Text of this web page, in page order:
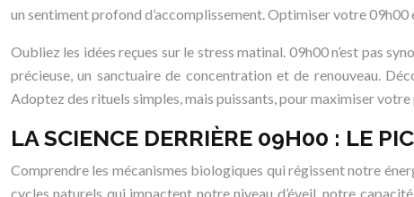
un sentiment profond d’accomplissement. Optimiser votre 09h00
Oubliez les idées reçues sur le stress matinal. 09h00 n’est pas
précieuse, un sanctuaire de concentration et de renouveau.
Adoptez des rituels simples, mais puissants, pour maximiser
LA SCIENCE DERRIÈRE 09H00 : LE
Comprendre les mécanismes biologiques qui régissent notre
cycles naturels qui impactent notre niveau d’éveil, notre